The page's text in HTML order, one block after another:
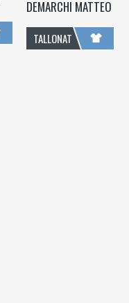
DEMARCHI MATTEO
TALLONATORE